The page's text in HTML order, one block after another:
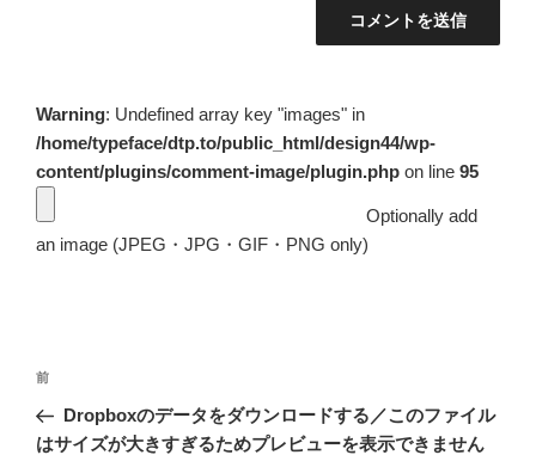
Warning: Undefined array key "images" in
/home/typeface/dtp.to/public_html/design44/wp-
content/plugins/comment-image/plugin.php on line 95
Optionally add
an image (JPEG・JPG・GIF・PNG only)
投
ナ
前
の
投
前
Dropboxのデータをダウンロードする／このファイル
はサイズが大きすぎるためプレビューを表示できません